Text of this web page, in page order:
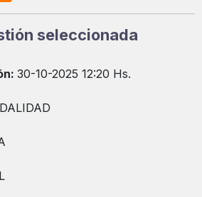
seleccionada
30-10-2025 12:20 Hs.